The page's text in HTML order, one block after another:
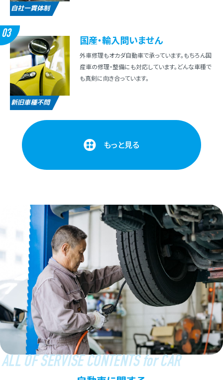
自社一貫体制
03
新旧車種不問
国産・輸⼊問いません
外⾞修理もオカダ⾃動⾞で承っています。もちろん国
産⾞の修理・整備にも対応しています。どんな⾞種で
も真剣に向き合っています。
もっと見る
ALL OF SERVISE CONTENTS for CAR